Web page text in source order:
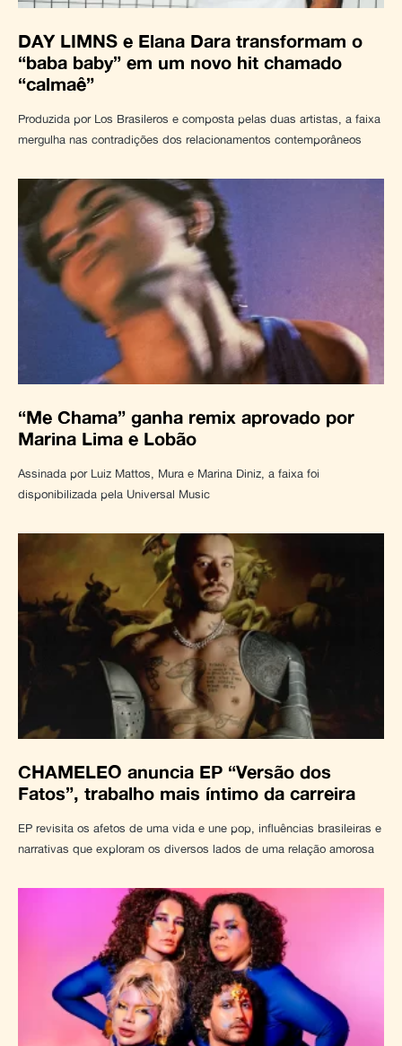
DAY LIMNS e Elana Dara transformam o
“baba baby” em um novo hit chamado
“calmaê”
Produzida por Los Brasileros e composta pelas duas artistas, a faixa
mergulha nas contradições dos relacionamentos contemporâneos
“Me Chama” ganha remix aprovado por
Marina Lima e Lobão
Assinada por Luiz Mattos, Mura e Marina Diniz, a faixa foi
disponibilizada pela Universal Music
CHAMELEO anuncia EP “Versão dos
Fatos”, trabalho mais íntimo da carreira
EP revisita os afetos de uma vida e une pop, influências brasileiras e
narrativas que exploram os diversos lados de uma relação amorosa